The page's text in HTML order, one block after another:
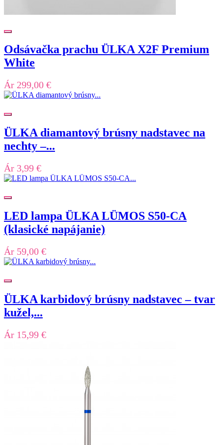
Odsávačka prachu ÜLKA X2F Premium
White
Ár 299,00 €
ÜLKA diamantový brúsny nadstavec na
nechty –...
Ár 3,99 €
LED lampa ÜLKA LÜMOS S50-CA
(klasické napájanie)
Ár 59,00 €
ÜLKA karbidový brúsny nadstavec – tvar
kužel,...
Ár 15,99 €